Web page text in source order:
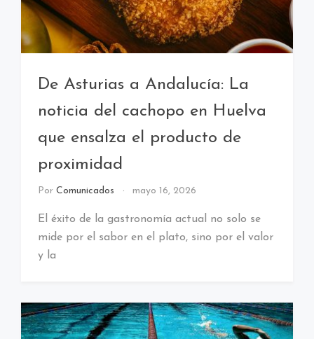
De Asturias a Andalucía: La
noticia del cachopo en Huelva
que ensalza el producto de
proximidad
Por Comunicados mayo 16, 2026
El éxito de la gastronomía actual no solo se
mide por el sabor en el plato, sino por el valor
y la